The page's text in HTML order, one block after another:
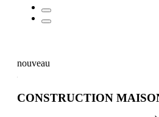
nouveau
CONSTRUCTION